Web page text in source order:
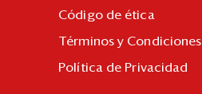
Código de ética
Términos y Condiciones
Política de Privacidad